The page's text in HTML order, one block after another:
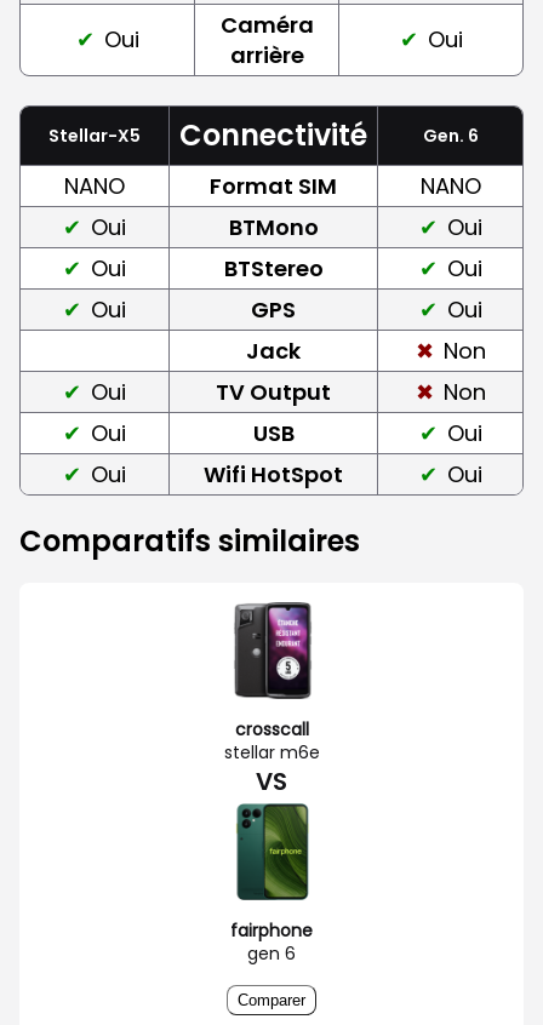
Oui
Caméra
arrière
Oui
Stellar-X5 Connectivité Gen. 6
NANO Format SIM
NANO
Oui
BTMono
Oui
Oui
BTStereo
Oui
Oui
GPS
Oui
Jack
Non
Oui
TV Output
Non
Oui
USB
Oui
Oui
Wifi HotSpot Oui
Comparatifs similaires
crosscall
stellar m6e
VS
fairphone
gen 6
Comparer